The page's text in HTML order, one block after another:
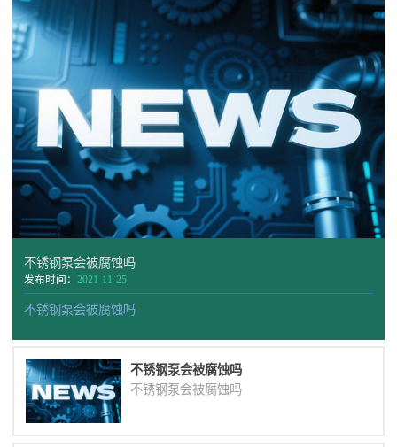
不锈钢泵会被腐蚀吗
发布时间： 2021-11-25
不锈钢泵会被腐蚀吗
不锈钢泵会被腐蚀吗
不锈钢泵会被腐蚀吗